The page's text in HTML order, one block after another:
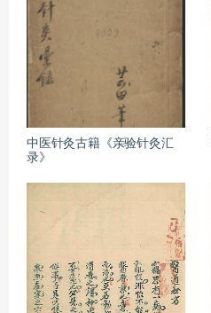
中医针灸古籍《亲验针灸汇
录》